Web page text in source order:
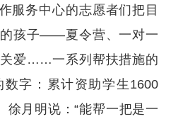
服务中心的志愿者们把目
孩子——夏令营、一对一
爱……一系列帮扶措施的
字：累计资助学生1600
徐月明说：“能帮一把是一